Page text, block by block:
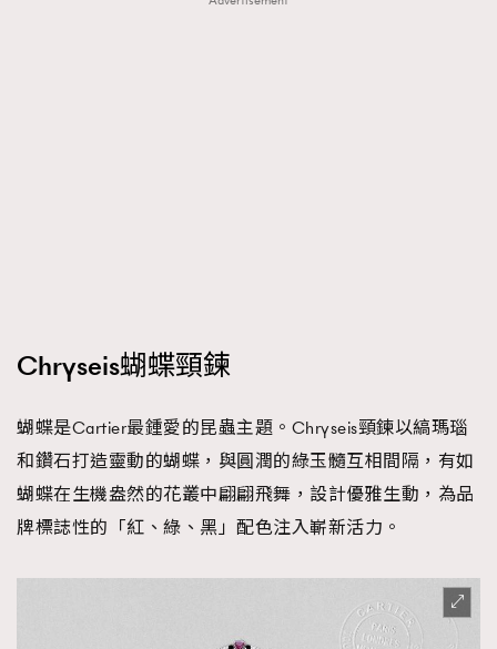
Chryseis蝴蝶頸鍊
蝴蝶是Cartier最鍾愛的昆蟲主題。Chryseis頸鍊以縞瑪瑙
和鑽石打造靈動的蝴蝶，與圓潤的綠玉髓互相間隔，有如
蝴蝶在生機盎然的花叢中翩翩飛舞，設計優雅生動，為品
牌標誌性的「紅、綠、黑」配色注入嶄新活力。